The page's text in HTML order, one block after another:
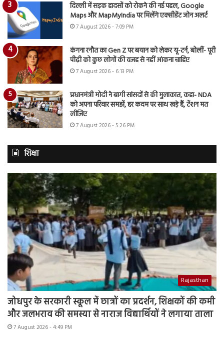
दिल्ली में सड़क हादसों को रोकने की नई पहल, Google
Maps और MapMyIndia पर मिलेंगे एक्सीडेंट जोन अलर्ट
7 August 2026 - 7:09 PM
कंगना रनौत का Gen Z पर बयान को लेकर यू-टर्न, बोलीं- पूरी
पीढ़ी को कुछ लोगों की वजह से नहीं आंकना चाहिए
7 August 2026 - 6:13 PM
प्रधानमंत्री मोदी ने बागी सांसदों से की मुलाकात, कहा- NDA
को अपना परिवार समझें, हर कदम पर साथ खड़े हैं, टेंशन मत
लीजिए
7 August 2026 - 5:26 PM
शिक्षा
Rajasthan
जोधपुर के सरकारी स्कूल में छात्रों का प्रदर्शन, शिक्षकों की कमी
और जलभराव की समस्या से नाराज विद्यार्थियों ने लगाया ताला
7 August 2026 - 4:49 PM